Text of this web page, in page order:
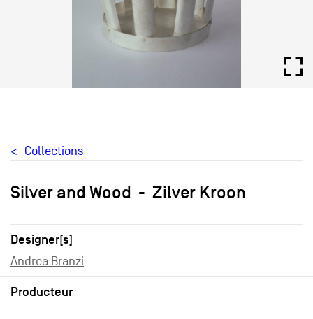
Collections
Silver and Wood Zilver Kroon
Designer[s]
Andrea Branzi
Producteur